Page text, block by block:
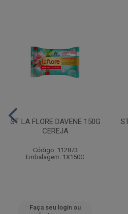
ST LA FLORE DAVENE 150G
CEREJA
Código: 112873
Embalagem: 1X150G
Faça seu login ou